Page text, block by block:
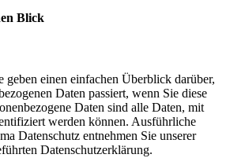
Blick​
einen einfachen Überblick darüber,
Daten passiert, wenn Sie diese
Daten sind alle Daten, mit
werden können. Ausführliche
Datenschutz entnehmen Sie unserer
Datenschutzerklärung.